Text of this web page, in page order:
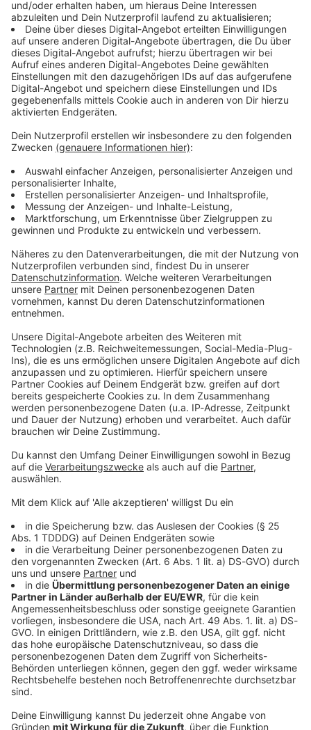
Immer auf dem Laufenden
bleiben!
Verpass' nichts mehr - mit unserem kostenlosen
ANTENNE BAYERN Newsletter. Ob Nachrichten,
Lifestyle oder unsere neuesten Aktionen - wir
informieren dich.
Zum Newsletter anmelden
Du möchtest uns etwas sagen?
Kontaktformular
Sprachnachricht
© dpa-infocom, dpa:260130-930-617951/1
DAS KÖNNTE DICH AUCH INTERESSIEREN
Bayern
Gefahren